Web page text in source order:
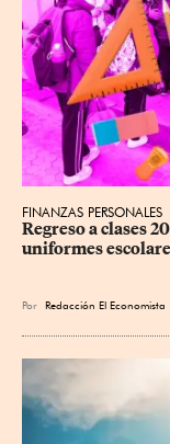
FINANZAS PERSONALES
Regreso a clases
uniformes
Por Redacción El Economista